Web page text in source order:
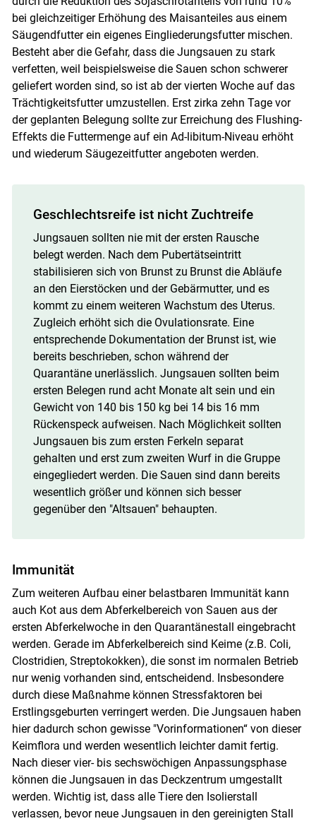
bei gleichzeitiger Erhöhung des Maisanteiles aus einem
Säugendfutter ein eigenes Eingliederungsfutter mischen.
Besteht aber die Gefahr, dass die Jungsauen zu stark
verfetten, weil beispielsweise die Sauen schon schwerer
geliefert worden sind, so ist ab der vierten Woche auf das
Trächtigkeitsfutter umzustellen. Erst zirka zehn Tage vor
der geplanten Belegung sollte zur Erreichung des Flushing-
Effekts die Futtermenge auf ein Ad-libitum-Niveau erhöht
und wiederum Säugezeitfutter angeboten werden.
Geschlechtsreife ist nicht Zuchtreife
Jungsauen sollten nie mit der ersten Rausche
belegt werden. Nach dem Pubertätseintritt
stabilisieren sich von Brunst zu Brunst die Abläufe
an den Eierstöcken und der Gebärmutter, und es
kommt zu einem weiteren Wachstum des Uterus.
Zugleich erhöht sich die Ovulationsrate. Eine
entsprechende Dokumentation der Brunst ist, wie
bereits beschrieben, schon während der
Quarantäne unerlässlich. Jungsauen sollten beim
ersten Belegen rund acht Monate alt sein und ein
Gewicht von 140 bis 150 kg bei 14 bis 16 mm
Rückenspeck aufweisen. Nach Möglichkeit sollten
Jungsauen bis zum ersten Ferkeln separat
gehalten und erst zum zweiten Wurf in die Gruppe
eingegliedert werden. Die Sauen sind dann bereits
wesentlich größer und können sich besser
gegenüber den "Altsauen" behaupten.
Immunität
Zum weiteren Aufbau einer belastbaren Immunität kann
auch Kot aus dem Abferkelbereich von Sauen aus der
ersten Abferkelwoche in den Quarantänestall eingebracht
werden. Gerade im Abferkelbereich sind Keime (z.B. Coli,
Clostridien, Streptokokken), die sonst im normalen Betrieb
nur wenig vorhanden sind, entscheidend. Insbesondere
durch diese Maßnahme können Stressfaktoren bei
Erstlingsgeburten verringert werden. Die Jungsauen haben
hier dadurch schon gewisse "Vorinformationen“ von dieser
Keimflora und werden wesentlich leichter damit fertig.
Nach dieser vier- bis sechswöchigen Anpassungsphase
können die Jungsauen in das Deckzentrum umgestallt
werden. Wichtig ist, dass alle Tiere den Isolierstall
verlassen, bevor neue Jungsauen in den gereinigten Stall